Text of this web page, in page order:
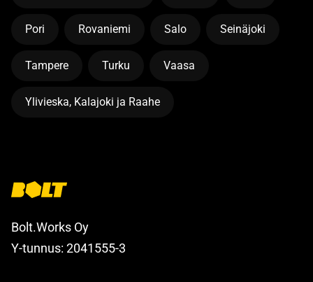
Pori Rovaniemi Salo Seinäjoki
Tampere Turku Vaasa
Ylivieska, Kalajoki ja Raahe
Bolt.Works Oy
Y-tunnus: 2041555-3